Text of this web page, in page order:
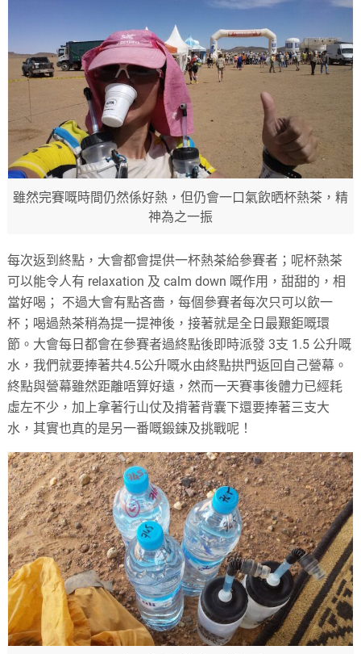
雖然完賽嘅時間仍然係好熱，但仍會一口氣飲晒杯熱茶，精
神為之一振
每次返到終點，大會都會提供一杯熱茶給參賽者；呢杯熱茶
可以能令人有 relaxation 及 calm down 嘅作用，甜甜的，相
當好喝； 不過大會有點吝嗇，每個參賽者每次只可以飲一
杯；喝過熱茶稍為提一提神後，接著就是全日最艱鉅嘅環
節。大會每日都會在參賽者過終點後即時派發 3支 1.5 公升嘅
水，我們就要捧著共4.5公升嘅水由終點拱門返回自己營幕。
終點與營幕雖然距離唔算好遠，然而一天賽事後體力已經耗
虛左不少，加上拿著行山仗及揹著背囊下還要捧著三支大
水，其實也真的是另一番嘅鍛鍊及挑戰呢！